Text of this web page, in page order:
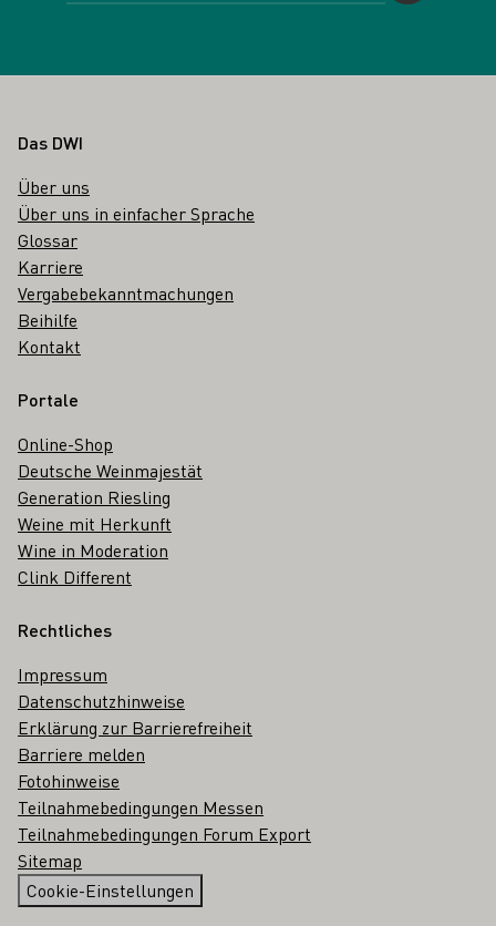
Fußbereich
Das DWI
Über uns
Über uns in einfacher Sprache
Glossar
Karriere
Vergabebekanntmachungen
Beihilfe
Kontakt
Portale
Online-Shop
Deutsche Weinmajestät
Generation Riesling
Weine mit Herkunft
Wine in Moderation
Clink Different
Rechtliches
Impressum
Datenschutzhinweise
Erklärung zur Barrierefreiheit
Barriere melden
Fotohinweise
Teilnahmebedingungen Messen
Teilnahmebedingungen Forum Export
Sitemap
Cookie-Einstellungen